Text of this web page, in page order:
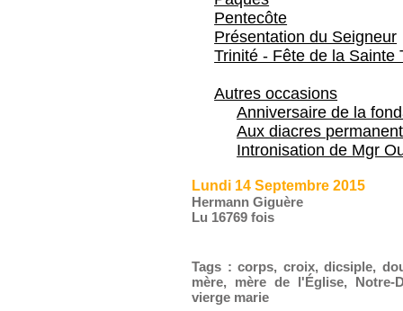
Pentecôte
Présentation du Seigneur
Trinité - Fête de la Sainte
Autres occasions
Anniversaire de la
Aux diacres
Intronisation de Mgr
Lundi 14 Septembre 2015
Hermann Giguère
Lu 16769 fois
Tags :corps, croix,dicsiple,
mère, mère de l'Église, Notre-
vierge marie